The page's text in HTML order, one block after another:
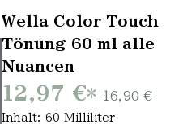
Wella Color Touch
Tönung 60 ml alle
Nuancen
12,97 €* 16,90 €
Inhalt: 60 Milliliter